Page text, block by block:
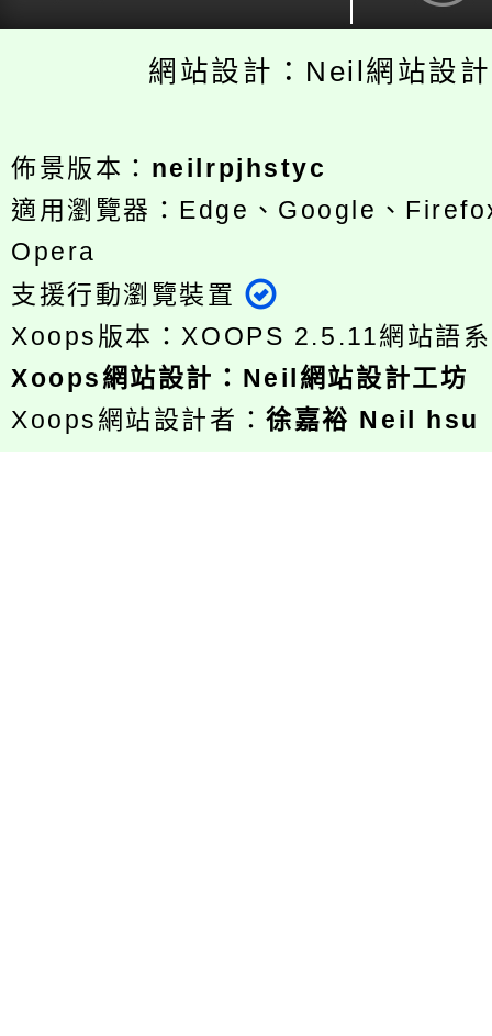
網站設計：Neil網站設
佈景版本： neilrpjhstyc
適用瀏覽器：Edge、Google、
Opera
支援行動瀏覽裝置
Xoops版本：XOOPS 2.5.11網站語
Xoops網站設計 ： Neil網站設計工坊
Xoops網站設計者：徐嘉裕 Neil hsu